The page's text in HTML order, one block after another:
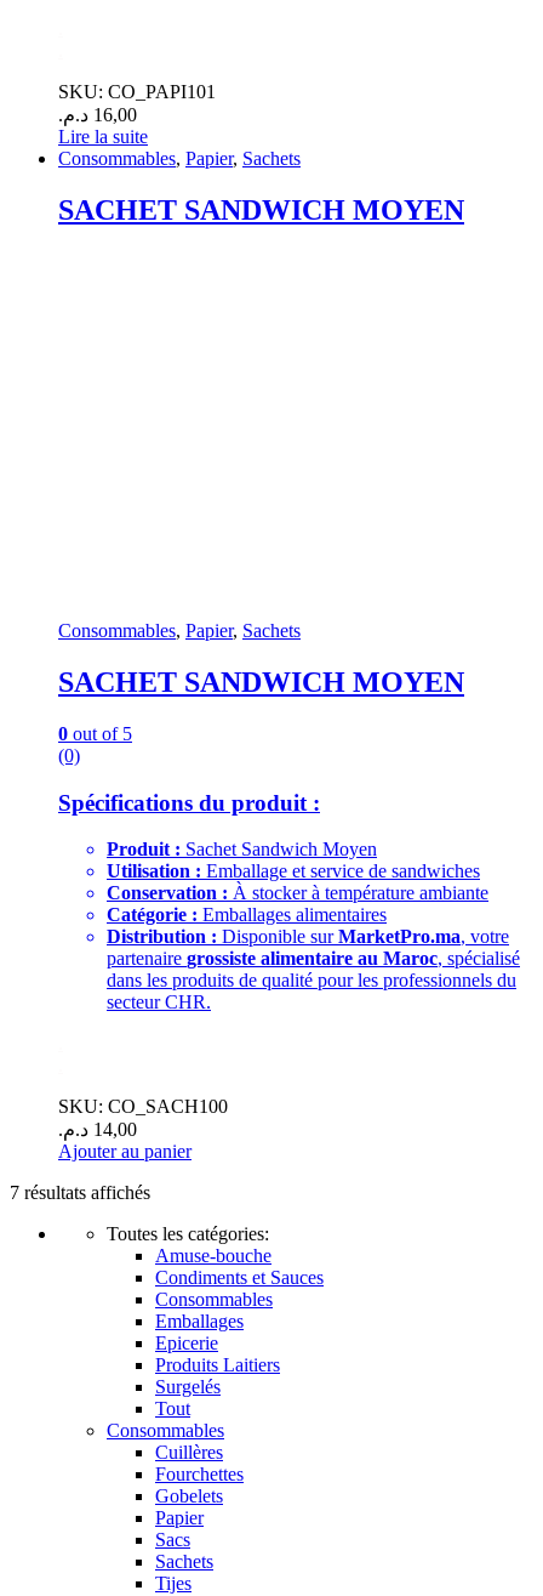
SKU: CO_PAPI101
16,00 د.م.
Lire la suite
Consommables, Papier, Sachets
SACHET SANDWICH MOYEN
Consommables, Papier, Sachets
SACHET SANDWICH MOYEN
0 out of 5
(0)
Spécifications du produit :
Produit : Sachet Sandwich Moyen
Utilisation : Emballage et service de sandwiches
Conservation : À stocker à température ambiante
Catégorie : Emballages alimentaires
Distribution : Disponible surMarketPro.ma, votre
partenaire grossiste alimentaire au Maroc, spécialisé
dans les produits de qualité pour les professionnels du
secteur CHR.
SKU: CO_SACH100
14,00 د.م.
Ajouter au panier
7 résultats affichés
Toutes les catégories:
Amuse-bouche
Condiments et Sauces
Consommables
Emballages
Epicerie
Produits Laitiers
Surgelés
Tout
Consommables
Cuillères
Fourchettes
Gobelets
Papier
Sacs
Sachets
Tijes